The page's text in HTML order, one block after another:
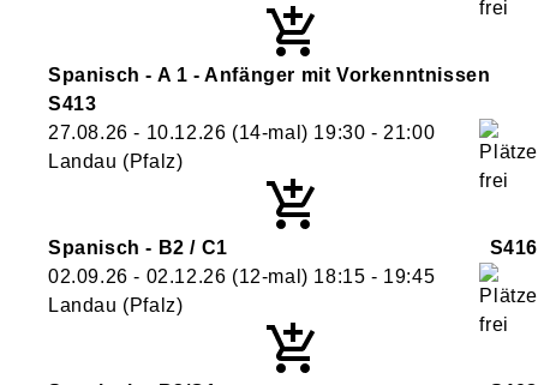
Spanisch - A 1 - Anfänger mit Vorkenntnissen
S413
27.08.26 - 10.12.26 (14-mal) 19:30 - 21:00
Landau (Pfalz)
Spanisch - B2 / C1
S416
02.09.26 - 02.12.26 (12-mal) 18:15 - 19:45
Landau (Pfalz)